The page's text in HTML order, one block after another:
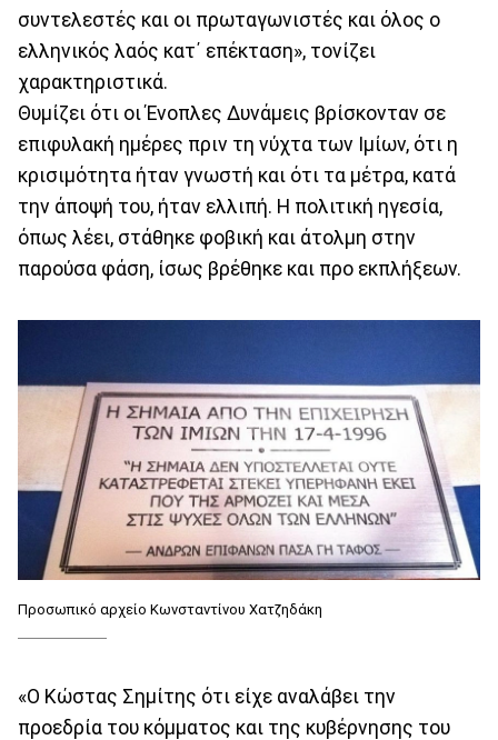
συντελεστές και οι πρωταγωνιστές και όλος ο
ελληνικός λαός κατ΄ επέκταση», τονίζει
χαρακτηριστικά.
Θυμίζει ότι οι Ένοπλες Δυνάμεις βρίσκονταν σε
επιφυλακή ημέρες πριν τη νύχτα των Ιμίων, ότι η
κρισιμότητα ήταν γνωστή και ότι τα μέτρα, κατά
την άποψή του, ήταν ελλιπή. Η πολιτική ηγεσία,
όπως λέει, στάθηκε φοβική και άτολμη στην
παρούσα φάση, ίσως βρέθηκε και προ εκπλήξεων.
Προσωπικό αρχείο Κωνσταντίνου Χατζηδάκη
«Ο Κώστας Σημίτης ότι είχε αναλάβει την
προεδρία του κόμματος και της κυβέρνησης του